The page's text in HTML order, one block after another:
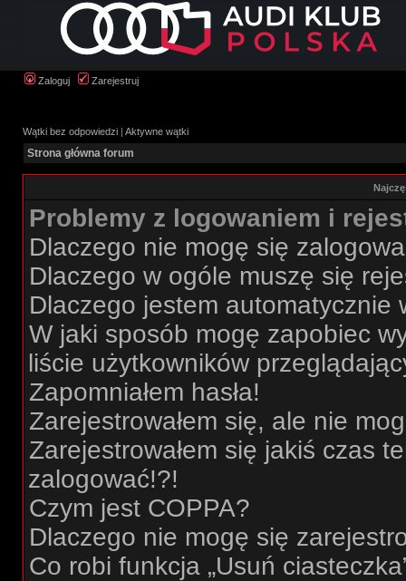
Zaloguj Zarejestruj
Wątki bez odpowiedzi | Aktywne wątki
Strona główna forum
Problemy z logowaniem i
Dlaczego nie mogę się
Dlaczego w ogóle muszę się
Dlaczego jestem automatycznie
W jaki sposób mogę zapobiec
liście użytkowników
Zapomniałem hasła!
Zarejestrowałem się, ale nie
Zarejestrowałem się jakiś czas
zalogować!?!
Czym jest COPPA?
Dlaczego nie mogę się
Co robi funkcja „Usuń